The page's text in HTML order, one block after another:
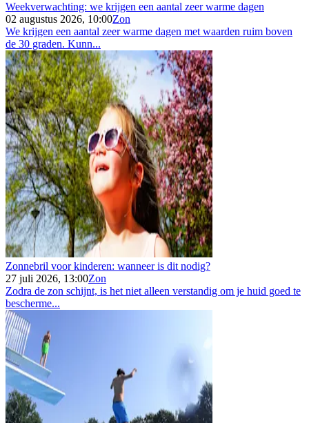
Weekverwachting: we krijgen een aantal zeer warme dagen
02 augustus 2026, 10:00Zon
We krijgen een aantal zeer warme dagen met waarden ruim boven
de 30 graden. Kunn...
Zonnebril voor kinderen: wanneer is dit nodig?
27 juli 2026, 13:00Zon
Zodra de zon schijnt, is het niet alleen verstandig om je huid goed te
bescherme...